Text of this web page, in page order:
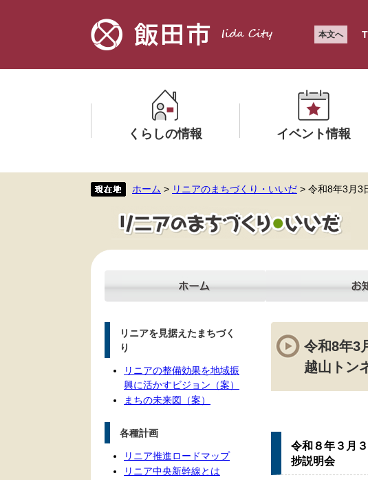
文
本文へ
くらしの情報
メ
ニ
ひ
イベント情報
ニ
ュ
ー
ホーム > リニアのまちづくり・いいだ > 令和8年3月3
文
令和8年3
越山トン
令和８年３月
捗説明会
リニアを見据えたまちづく
り
リニアの整備効果を地域振
興に活かすビジョン（案）
まちの未来図（案）
各種計画
リニア推進ロードマップ
リニア中央新幹線とは